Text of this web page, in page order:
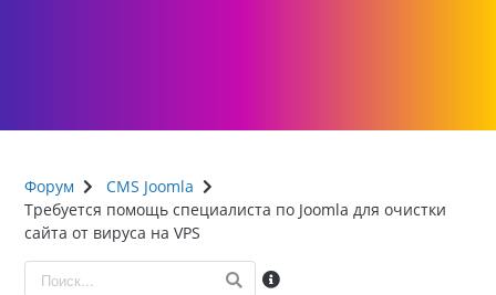
Форум
CMS Joomla
Требуется помощь специалиста по Joomla для очистки
сайта от вируса на VPS